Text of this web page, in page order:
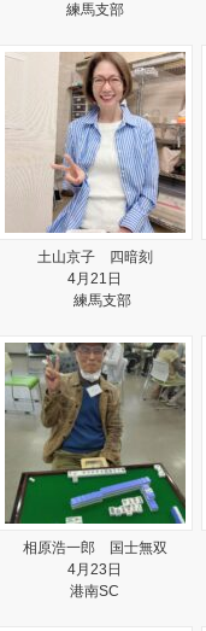
練馬支部
土山京子 四暗刻
4月21日
練馬支部
相原浩一郎 国士無双
4月23日
港南SC